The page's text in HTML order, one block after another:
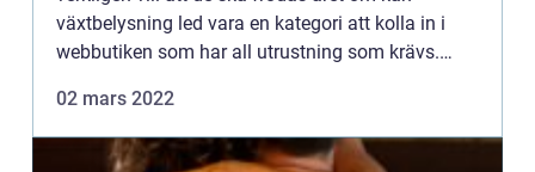
växtbelysning led vara en kategori att kolla in i
webbutiken som har all utrustning som krävs.
ledbelysning och produktut...
02 mars 2022